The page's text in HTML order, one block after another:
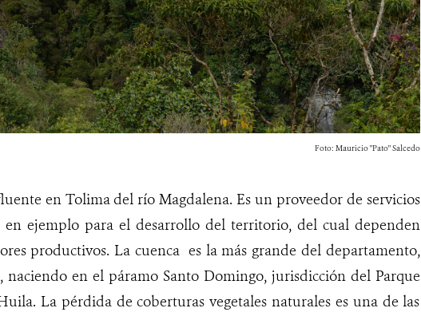
Foto: Mauricio "Pato" Salcedo
en Tolima del río Magdalena. Es un proveedor de servicios
en ejemplo para el desarrollo del territorio, del cual dependen
productivos. La cuenca es la más grande del departamento,
naciendo en el páramo Santo Domingo, jurisdicción del Parque
La pérdida de coberturas vegetales naturales es una de las